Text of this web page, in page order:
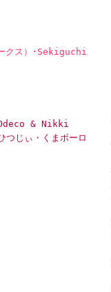
クス）･Sekiguchi
Odeco & Nikki
つじぃ・くまボーロ